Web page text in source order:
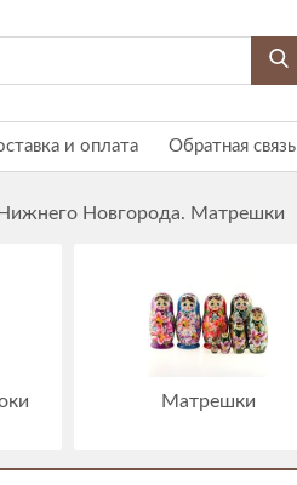
и оплата Обратная связь
Новгорода. Матрешки
Матрешки